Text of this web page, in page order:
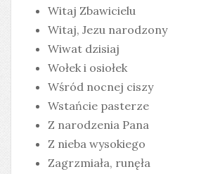
Witaj Zbawicielu
Witaj, Jezu narodzony
Wiwat dzisiaj
Wołek i osiołek
Wśród nocnej ciszy
Wstańcie pasterze
Z narodzenia Pana
Z nieba wysokiego
Zagrzmiała, runęła